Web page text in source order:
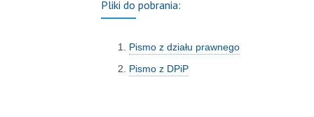
Pliki do pobrania:
Pismo z działu prawnego
Pismo z DPiP